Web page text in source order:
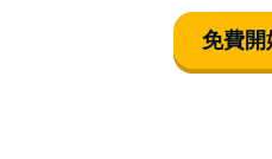
免費開